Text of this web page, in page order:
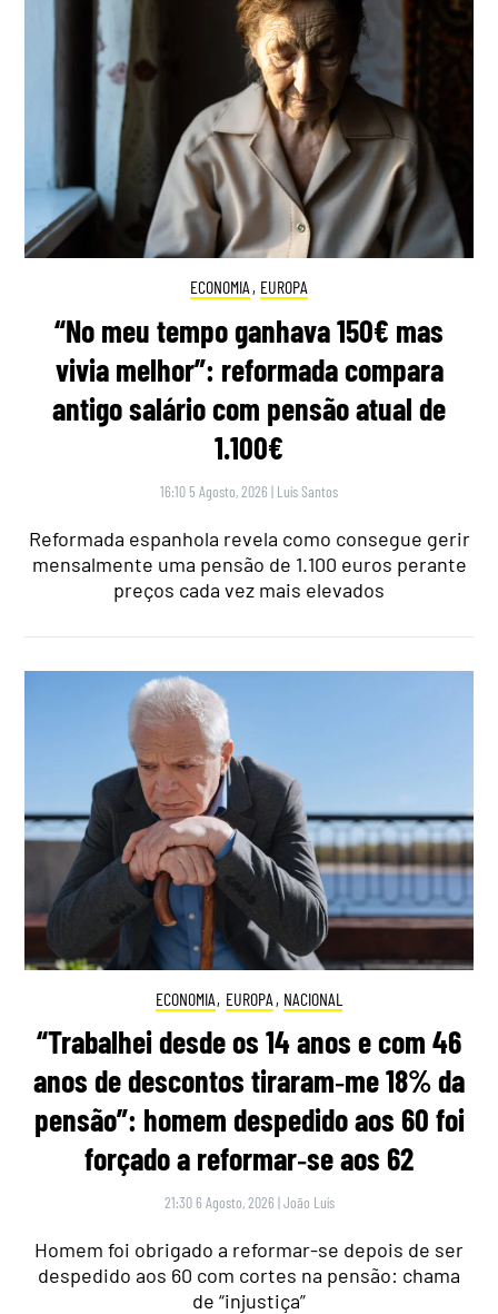
ECONOMIA , EUROPA
“No meu tempo ganhava 150€ mas
vivia melhor”: reformada compara
antigo salário com pensão atual de
1.100€
16:10 5 Agosto, 2026 | Luís Santos
Reformada espanhola revela como consegue gerir
mensalmente uma pensão de 1.100 euros perante
preços cada vez mais elevados
ECONOMIA, EUROPA , NACIONAL
“Trabalhei desde os 14 anos e com 46
anos de descontos tiraram‑me 18% da
pensão”: homem despedido aos 60 foi
forçado a reformar‑se aos 62
21:30 6 Agosto, 2026 |João Luís
Homem foi obrigado a reformar-se depois de ser
despedido aos 60 com cortes na pensão: chama
de “injustiça”